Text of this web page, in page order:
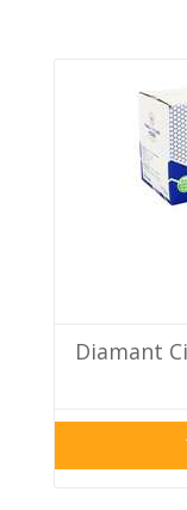
Diamant